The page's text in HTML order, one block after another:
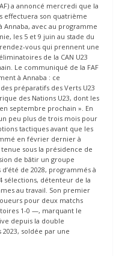
a annoncé mercredi que la
effectuera son quatrième
Annaba, avec au programme
les 5 et 9 juin au stade du
rendez-vous qui prennent une
de la CAN U23
Le communiqué de la FAF
à Annaba : ce
préparatifs des Verts U23
des Nations U23, dont les
septembre prochain ». En
peu plus de trois mois pour
tactiques avant que les
en février dernier à
tenue sous la présidence de
de bâtir un groupe
de 2028, programmés à
sélections, détenteur de la
au travail. Son premier
pour deux matchs
1-0 —, marquant le
depuis la double
soldée par une